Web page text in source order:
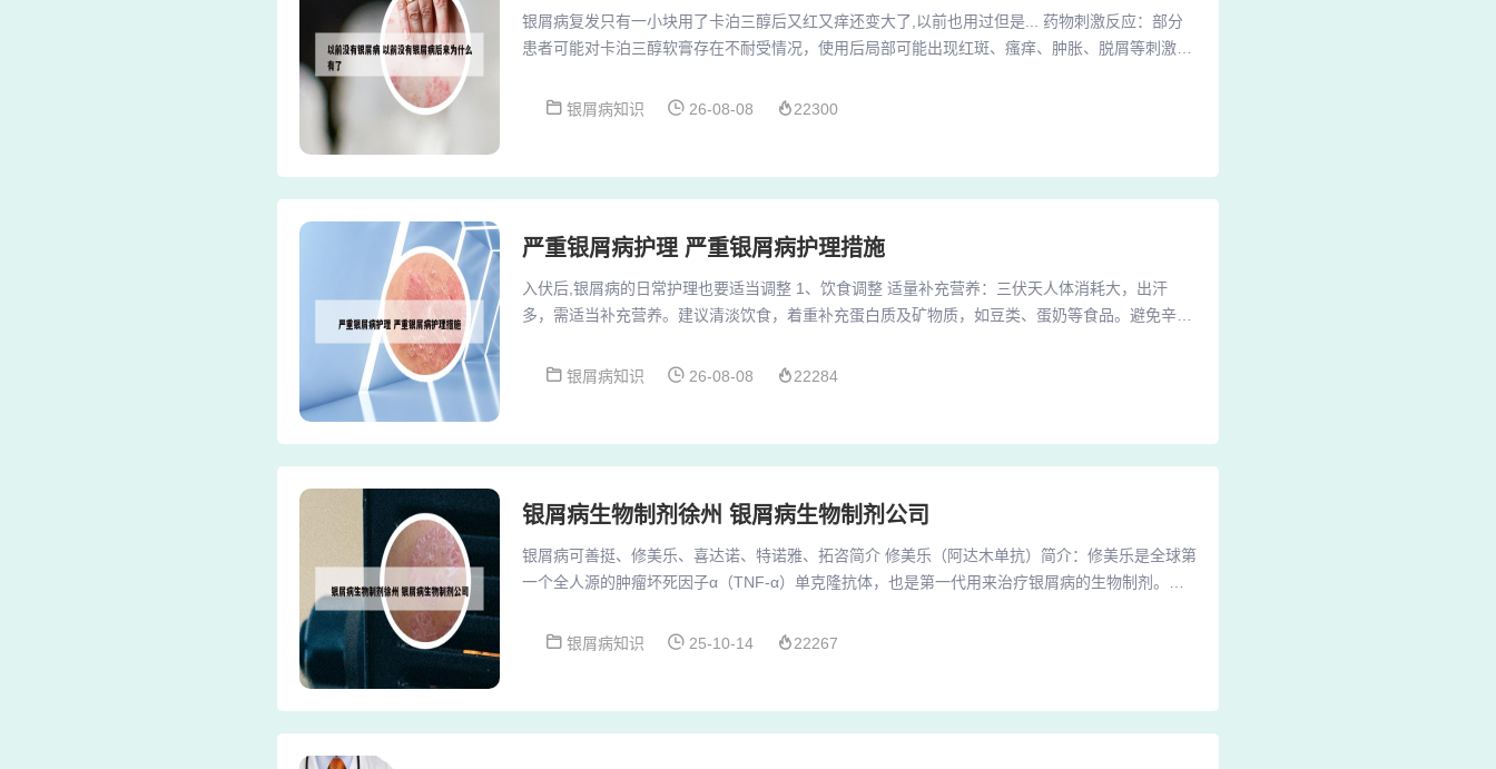
银屑病复发只有一小块用了卡泊三醇后又红又痒还变大了,以前也用过但是... 药物刺激反应：部分
患者可能对卡泊三醇软膏存在不耐受情况，使用后局部可能出现红斑、瘙痒、肿胀、脱屑等刺激反
醇软膏的使用需要遵循一定的方法和注意事项，如避免用于面部特别是眼部等敏感区域。药物过敏
银屑病知识 26-08-08 22300
严重银屑病护理 严重银屑病护理措施
入伏后,银屑病的日常护理也要适当调整 1、饮食调整 适量补充营养：三伏天人体消耗大，出汗
多，需适当补充营养。建议清淡饮食，着重补充蛋白质及矿物质，如豆类、蛋奶等食品。避免辛辣
面 多喝水：在燥热的环境下，人的新陈代谢加快，大量出汗导致水分流失严重。因此，银屑病患者
银屑病知识 26-08-08 22284
银屑病生物制剂徐州 银屑病生物制剂公司
银屑病可善挺、修美乐、喜达诺、特诺雅、拓咨简介 修美乐（阿达木单抗）简介：修美乐是全球第
一个全人源的肿瘤坏死因子α（TNF-α）单克隆抗体，也是第一代用来治疗银屑病的生物制剂。作
特诺雅是强生公司推出的IL-23靶向生物制剂，用于银屑病治疗。单价28000元，规格为100mg/
银屑病知识 25-10-14 22267